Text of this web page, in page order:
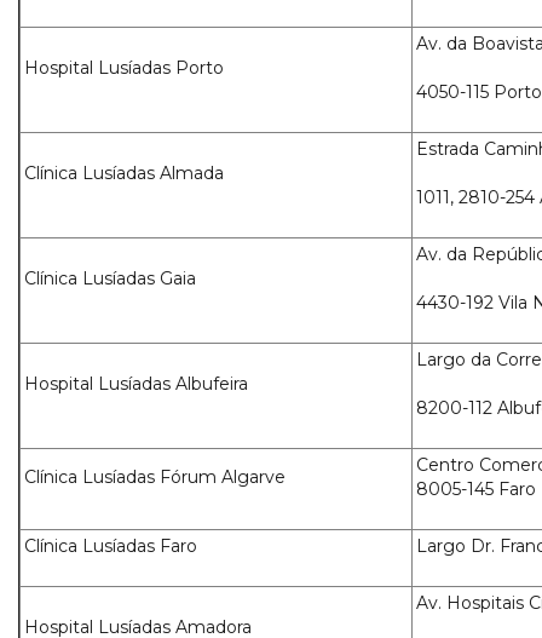
Hospital Lusíadas Porto
Av. da
4050-115 Porto
Clínica Lusíadas Almada
Estrada
1011, 2810-
Clínica Lusíadas Gaia
Av. da
4430-192 Vila
Hospital Lusíadas Albufeira
Largo da
8200-112
Clínica Lusíadas Fórum Algarve
Centro
8005-145 Faro
Clínica Lusíadas Faro Largo Dr.
Hospital Lusíadas Amadora
Av. Hospitais